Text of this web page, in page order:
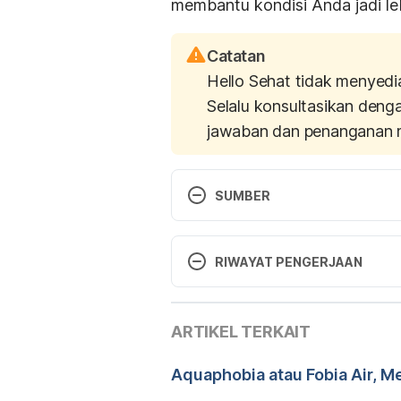
membantu kondisi Anda jadi
Catatan
Hello Sehat tidak
Selalu konsultasikan
jawaban dan penanganan
SUMBER
What Is Hemophobia? https://
February 14th, 2019.
articlekey=12337. Accessed on
RIWAYAT PENGERJAAN
22/02/2021
Ditinjau secara medis oleh
ARTIKEL TERKAIT
Aquaphobia atau Fobia Air,